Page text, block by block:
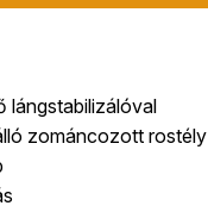
lángstabilizálóval
zománcozott rostély